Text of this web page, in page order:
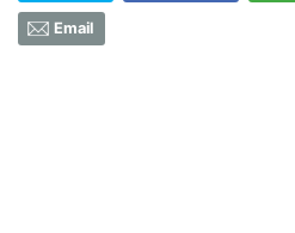
Email